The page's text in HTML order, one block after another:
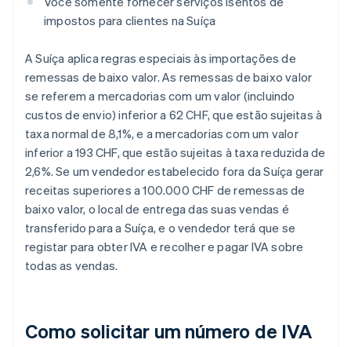
impostos para clientes na Suíça
A Suíça aplica regras especiais às importações de
remessas de baixo valor. As remessas de baixo valor
se referem a mercadorias com um valor (incluindo
custos de envio) inferior a 62 CHF, que estão sujeitas à
taxa normal de 8,1%, e a mercadorias com um valor
inferior a 193 CHF, que estão sujeitas à taxa reduzida de
2,6%. Se um vendedor estabelecido fora da Suíça gerar
receitas superiores a 100.000 CHF de remessas de
baixo valor, o local de entrega das suas vendas é
transferido para a Suíça, e o vendedor terá que se
registar para obter IVA e recolher e pagar IVA sobre
todas as vendas.
Como solicitar um número de IVA